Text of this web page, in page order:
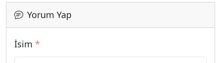
Yorum Yap
İsim *